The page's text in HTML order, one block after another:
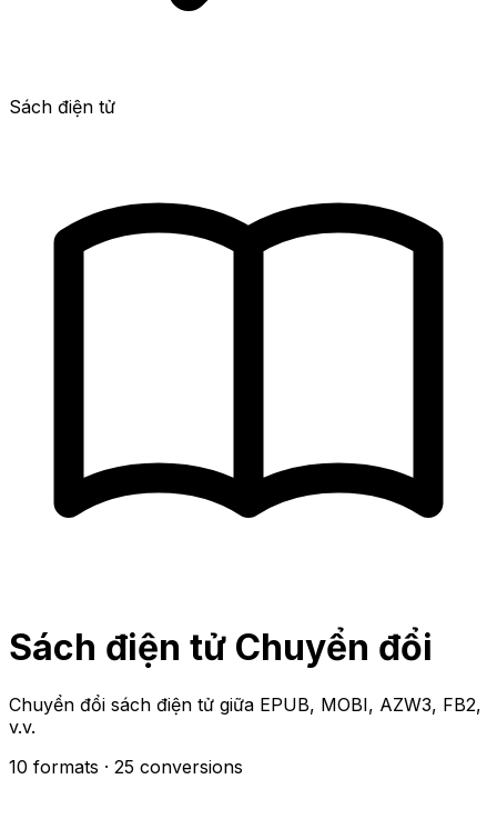
Sách điện tử
Sách điện tử Chuyển đổi
Chuyển đổi sách điện tử giữa EPUB, MOBI, AZW3, FB2,
v.v.
10 formats · 25 conversions